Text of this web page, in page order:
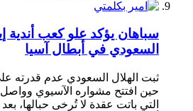
سباهان يؤكد علو كعب أندية
السعودي في أبطال آسيا
ثبت الهلال السعودي عدم قدرته على
حين افتتح مشواره الآسيوي وواصل
التي باتت عقدة لا تُرخى حبالها،